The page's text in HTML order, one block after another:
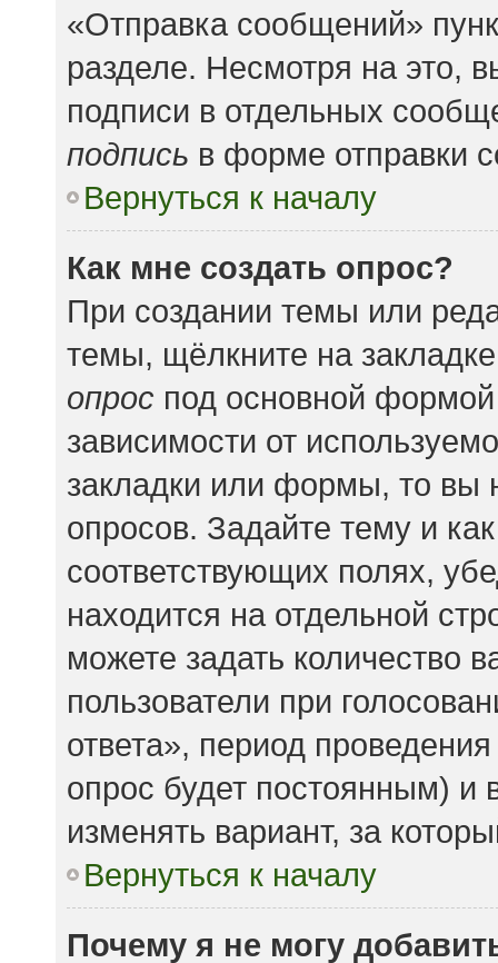
«Отправка сообщений»
разделе. Несмотря на это,
подписи в отдельных
подпись в форме отправки
Вернуться к началу
Как мне создать опрос?
При создании темы или
темы, щёлкните на
опрос под основной
зависимости от
закладки или формы, то вы
опросов. Задайте тему и
соответствующих полях,
находится на отдельной
можете задать количество
пользователи при
ответа», период
опрос будет постоянным) и
изменять вариант, за
Вернуться к началу
Почему я не могу